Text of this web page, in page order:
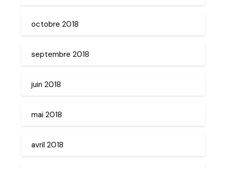
octobre 2018
septembre 2018
juin 2018
mai 2018
avril 2018